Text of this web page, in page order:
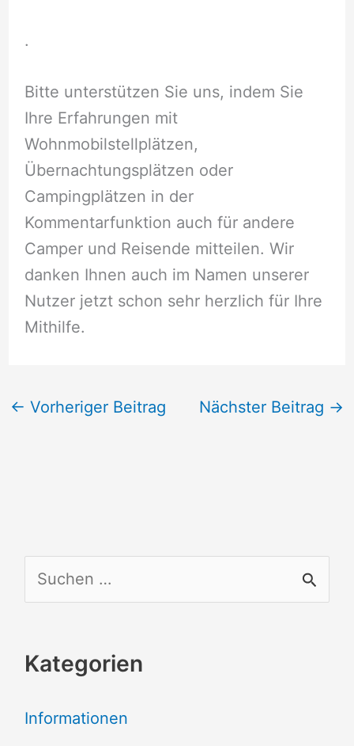
.
Bitte unterstützen Sie uns, indem Sie
Ihre Erfahrungen mit
Wohnmobilstellplätzen,
Übernachtungsplätzen oder
Campingplätzen in der
Kommentarfunktion auch für andere
Camper und Reisende mitteilen. Wir
danken Ihnen auch im Namen unserer
Nutzer jetzt schon sehr herzlich für Ihre
Mithilfe.
← Vorheriger Beitrag Nächster Beitrag →
u
h
n
Kategorien
Informationen